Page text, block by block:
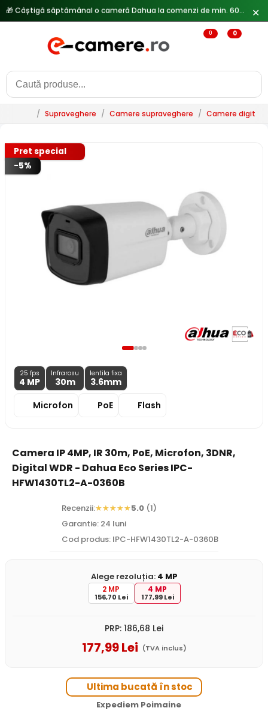
🔥Reduceri de pana la 25% doar in luna iulie → Vezi ofertele ✕
0 0
/ Supraveghere / Camere supraveghere / Camere digitale
Pret special
-5%
25 fps
4 MP
Infrarosu
30m
lentila fixa
3.6mm
Microfon
PoE Flash
Camera IP 4MP, IR 30m, PoE, Microfon, 3DNR,
Digital WDR - Dahua Eco Series IPC-
HFW1430TL2-A-0360B
Recenzii: 5.0(1)
Garantie: 24 luni
Cod produs: IPC-HFW1430TL2-A-0360B
Alege rezoluția: 4 MP
2 MP
156,70 Lei
4 MP
177,99 Lei
PRP: 186,68 Lei
177,99Lei (TVA inclus)
Ultima bucată în stoc
Expediem Poimaine